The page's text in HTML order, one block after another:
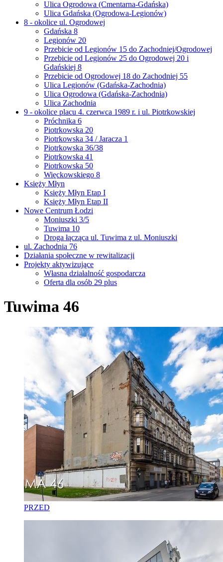
Ulica Ogrodowa (Cmentarna-Gdańska)
Ulica Gdańska (Ogrodowa-Legionów)
8 - okolice ul. Ogrodowej
Gdańska 8
Legionów 20
Przebicie od Legionów 15 do Zachodniej/Ogrodowej
Przebicie od Legionów 25 do Ogrodowej 20 i
Gdańskiej 8
Przebicie od Ogrodowej 18 do Zachodniej 55
Ulica Legionów (Gdańska-Zachodnia)
Ulica Ogrodowa (Gdańska-Zachodnia)
Ulica Zachodnia
9 - okolice placu 4. czerwca 1989 r. i ul. Piotrkowskiej
Próchnika 6
Piotrkowska 20
Piotrkowska 34 / Jaracza 1
Piotrkowska 36/38
Piotrkowska 41
Piotrkowska 50
Więckowskiego 8
Księży Młyn
Księży Młyn Etap I
Księży Młyn Etap II
Nowe Centrum Łodzi
Moniuszki 3/5
Tuwima 10
Droga łącząca ul. Tuwima z ul. Moniuszki
ul. Zachodnia 76
Działania społeczne w rewitalizacji
Projekty aktywizujące
Własna działalność gospodarcza
Oferta dla osób 29 plus
Tuwima 46
PRZED